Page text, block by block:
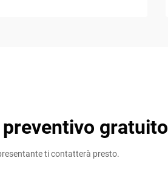
gratuito
ti contatterà presto.